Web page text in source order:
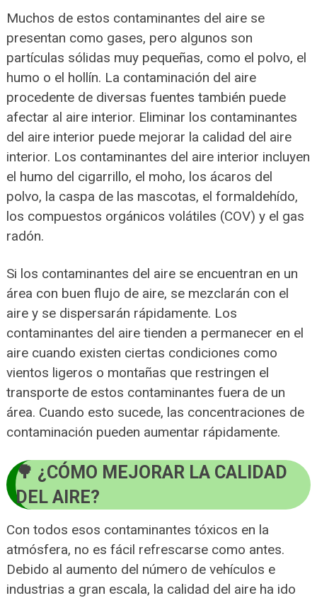
Muchos de estos contaminantes del aire se
presentan como gases, pero algunos son
partículas sólidas muy pequeñas, como el polvo, el
humo o el hollín. La contaminación del aire
procedente de diversas fuentes también puede
afectar al aire interior. Eliminar los contaminantes
del aire interior puede mejorar la calidad del aire
interior. Los contaminantes del aire interior incluyen
el humo del cigarrillo, el moho, los ácaros del
polvo, la caspa de las mascotas, el formaldehído,
los compuestos orgánicos volátiles (COV) y el gas
radón.
Si los contaminantes del aire se encuentran en un
área con buen flujo de aire, se mezclarán con el
aire y se dispersarán rápidamente. Los
contaminantes del aire tienden a permanecer en el
aire cuando existen ciertas condiciones como
vientos ligeros o montañas que restringen el
transporte de estos contaminantes fuera de un
área. Cuando esto sucede, las concentraciones de
contaminación pueden aumentar rápidamente.
¿CÓMO MEJORAR LA CALIDAD
DEL AIRE?
Con todos esos contaminantes tóxicos en la
atmósfera, no es fácil refrescarse como antes.
Debido al aumento del número de vehículos e
industrias a gran escala, la calidad del aire ha ido